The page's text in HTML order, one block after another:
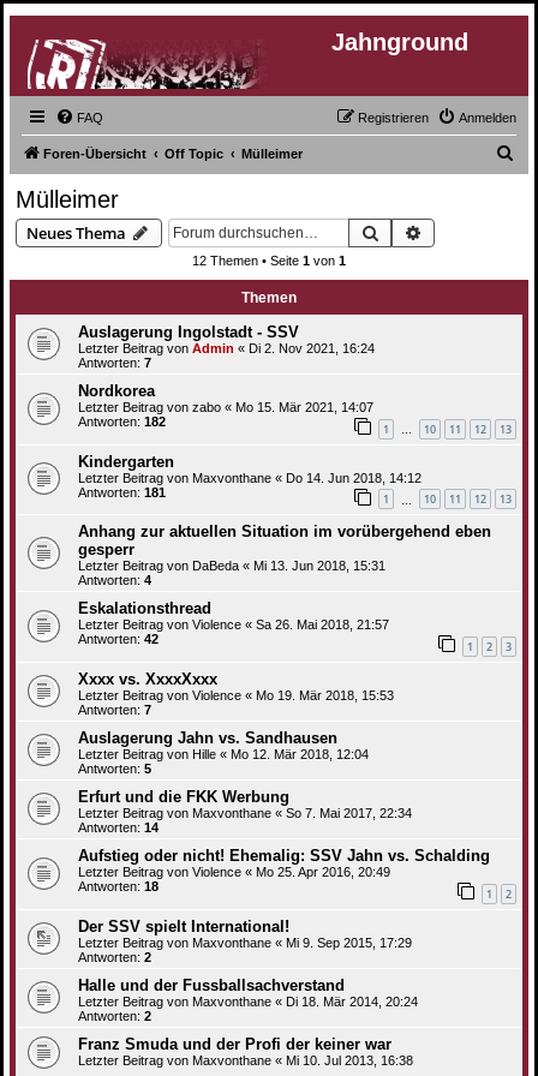
Jahnground
FAQ Anmelden
Registrieren
Foren-Übersicht Off Topic Mülleimer
Mülleimer
Neues Thema Suche
12 Themen • Seite 1 von 1
Themen
Auslagerung Ingolstadt - SSV
Letzter Beitrag von Admin « Di 2. Nov 2021, 16:24
Antworten: 7
Nordkorea
Letzter Beitrag von zabo « Mo 15. Mär 2021, 14:07
Antworten: 182 1 … 10 11 12 13
Kindergarten
Letzter Beitrag von Maxvonthane « Do 14. Jun 2018, 14:12
Antworten: 181 1 10 11 12 13
Anhang zur aktuellen Situation im vorübergehend eben
gesperr
Letzter Beitrag von DaBeda « Mi 13. Jun 2018, 15:31
Antworten: 4
Eskalationsthread
Letzter Beitrag von Violence « Sa 26. Mai 2018, 21:57
Antworten: 42 1 2 3
Xxxx vs. XxxxXxxx
Letzter Beitrag von Violence « Mo 19. Mär 2018, 15:53
Antworten: 7
Auslagerung Jahn vs. Sandhausen
Letzter Beitrag von Hille « Mo 12. Mär 2018, 12:04
Antworten: 5
Erfurt und die FKK Werbung
Letzter Beitrag von Maxvonthane « So 7. Mai 2017, 22:34
Antworten: 14
Aufstieg oder nicht! Ehemalig: SSV Jahn vs. Schalding
Letzter Beitrag von Violence « Mo 25. Apr 2016, 20:49
Antworten: 18 1 2
Der SSV spielt International!
Letzter Beitrag von Maxvonthane « Mi 9. Sep 2015, 17:29
Antworten: 2
Halle und der Fussballsachverstand
Letzter Beitrag von Maxvonthane « Di 18. Mär 2014, 20:24
Antworten: 2
Franz Smuda und der Profi der keiner war
Letzter Beitrag von Maxvonthane « Mi 10. Jul 2013, 16:38